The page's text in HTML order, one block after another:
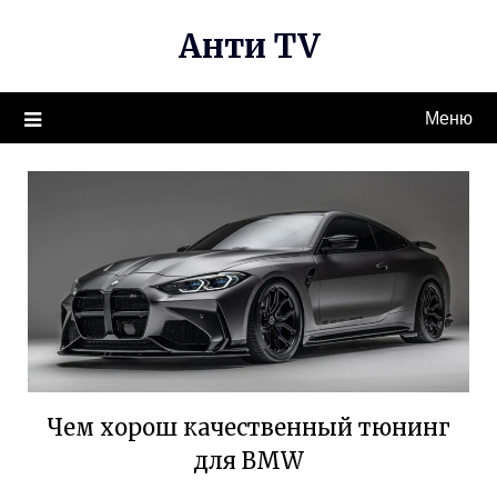
Анти TV
Меню
Чем хорош качественный тюнинг
для BMW